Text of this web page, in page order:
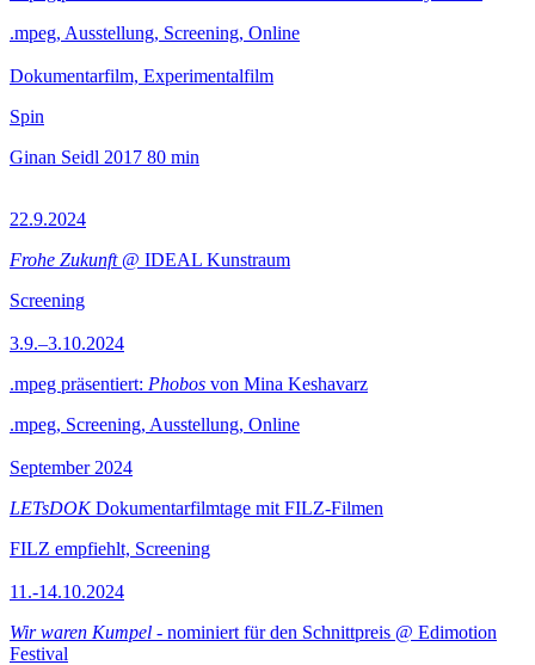
.mpeg, Ausstellung, Screening, Online
Dokumentarfilm, Experimentalfilm
Spin
Ginan Seidl 2017 80 min
22.9.2024
Frohe Zukunft@ IDEAL Kunstraum
Screening
3.9.–3.10.2024
.mpeg präsentiert: Phobos von Mina Keshavarz
.mpeg, Screening, Ausstellung, Online
September 2024
LETsDOKDokumentarfilmtage mit FILZ-Filmen
FILZ empfiehlt, Screening
11.-14.10.2024
Wir waren Kumpel - nominiert für den Schnittpreis @ Edimotion
Festival